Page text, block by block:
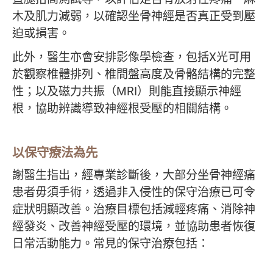
木及肌力減弱，以確認坐骨神經是否真正受到壓
迫或損害。
此外，醫生亦會安排影像學檢查，包括X光可用
於觀察椎體排列、椎間盤高度及骨骼結構的完整
性；以及磁力共振（MRI）則能直接顯示神經
根，協助辨識導致神經根受壓的相關結構。
以保守療法為先
謝醫生指出，經專業診斷後，大部分坐骨神經痛
患者毋須手術，透過非入侵性的保守治療已可令
症狀明顯改善。治療目標包括減輕疼痛、消除神
經發炎、改善神經受壓的環境，並協助患者恢復
日常活動能力。常見的保守治療包括：